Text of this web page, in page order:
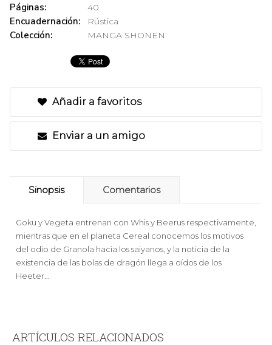
Páginas: 40
Encuadernación: Rústica
Colección: MANGA SHONEN
Añadir a favoritos
Enviar a un amigo
Sinopsis Comentarios
Goku y Vegeta entrenan con Whis y Beerus respectivamente,
mientras que en el planeta Cereal conocemos los motivos
del odio de Granola hacia los saiyanos, y la noticia de la
existencia de las bolas de dragón llega a oídos de los
Heeter...
ARTÍCULOS RELACIONADOS